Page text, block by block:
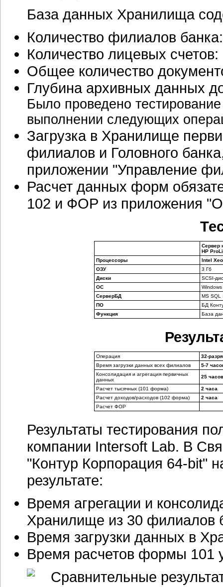
База данных Хранилища
Количество филиалов
Количество лицевых
Общее количество
Глубина архивных данных
Было проведено
выполнении следующих
Загрузка в Хранилище
филиалов и Головного
приложении "Управление
Расчет данных форм
102 и ФОР из приложения
Сервер
HP
Процессоры
Intel
ОЗУ
3 Гб
Диски
SCSI-
ОС
СерверБД
MS SQL
ПО
БД
Функция
База
Операция
32-
Время загрузки данных всех филиалов
5-7
Консолидация и агрегация первичных
данных
25 часов
Расчет тысячных (101 форма)
2 часа
Расчет доходов/расходов (102 форма)
2 часа
Расчет ФОР
Результаты тестирования
компании Intersoft Lab. В
"Контур Корпорация 64-bit"
результате:
Время агрегации и
Хранилище из 30 филиалов
Время загрузки данных в
Время расчетов формы 101